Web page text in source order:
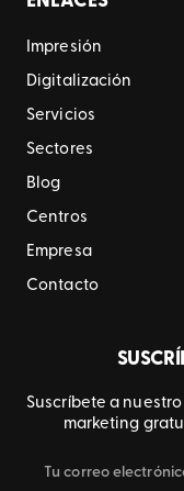
Impresión
Digitalización
Servicios
Sectores
Blog
Centros
Empresa
Contacto
Suscríbete a
marketing